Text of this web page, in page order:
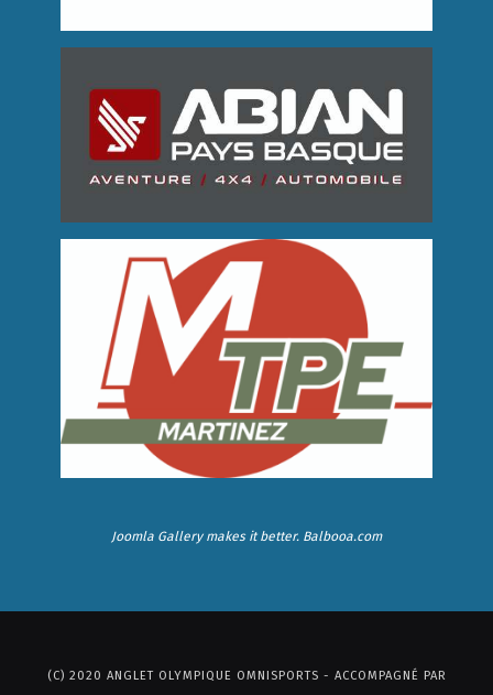
Joomla Gallerymakes it better. Balbooa.com
(C) 2020 ANGLET OLYMPIQUE OMNISPORTS - ACCOMPAGNÉ PAR